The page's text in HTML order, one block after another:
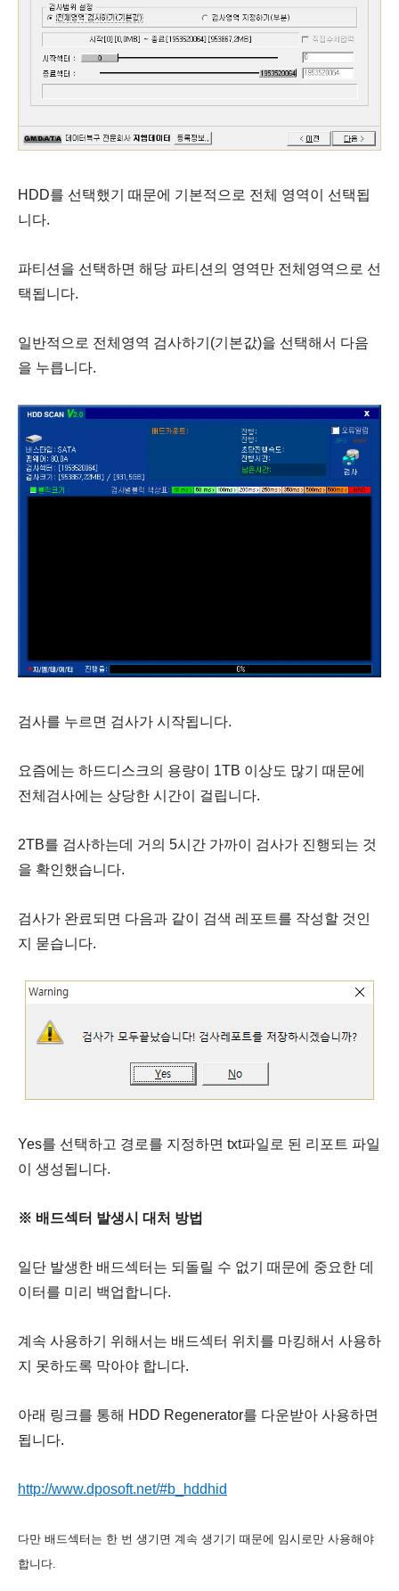
HDD를 선택했기 때문에 기본적으로 전체 영역이 선택됩
니다.
파티션을 선택하면 해당 파티션의 영역만 전체영역으로 선
택됩니다.
일반적으로 전체영역 검사하기(기본값)을 선택해서 다음
을 누릅니다.
검사를 누르면 검사가 시작됩니다.
요즘에는 하드디스크의 용량이 1TB 이상도 많기 때문에
전체검사에는 상당한 시간이 걸립니다.
2TB를 검사하는데 거의 5시간 가까이 검사가 진행되는 것
을 확인했습니다.
검사가 완료되면 다음과 같이 검색 레포트를 작성할 것인
지 묻습니다.
Yes를 선택하고 경로를 지정하면 txt파일로 된 리포트 파일
이 생성됩니다.
※ 배드섹터 발생시 대처 방법
일단 발생한 배드섹터는 되돌릴 수 없기 때문에 중요한 데
이터를 미리 백업합니다.
계속 사용하기 위해서는 배드섹터 위치를 마킹해서 사용하
지 못하도록 막아야 합니다.
아래 링크를 통해 HDD Regenerator를 다운받아 사용하면
됩니다.
http://www.dposoft.net/#b_hddhid
다만 배드섹터는 한 번 생기면 계속 생기기 때문에 임시로만 사용해야
합니다.